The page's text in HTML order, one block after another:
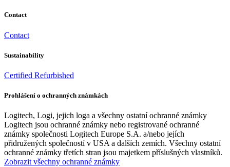
Contact
Contact
Sustainability
Certified Refurbished
Prohlášení o ochranných známkách
Logitech, Logi, jejich loga a všechny ostatní ochranné známky
Logitech jsou ochranné známky nebo registrované ochranné
známky společnosti Logitech Europe S.A. a/nebo jejích
přidružených společností v USA a dalších zemích. Všechny ostatní
ochranné známky třetích stran jsou majetkem příslušných vlastníků.
Zobrazit všechny ochranné známky